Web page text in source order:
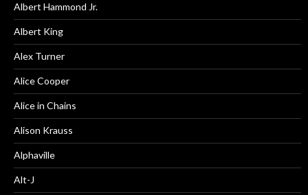
Albert Hammond Jr.
Albert King
Alex Turner
Alice Cooper
Alice in Chains
Alison Krauss
Alphaville
Alt-J